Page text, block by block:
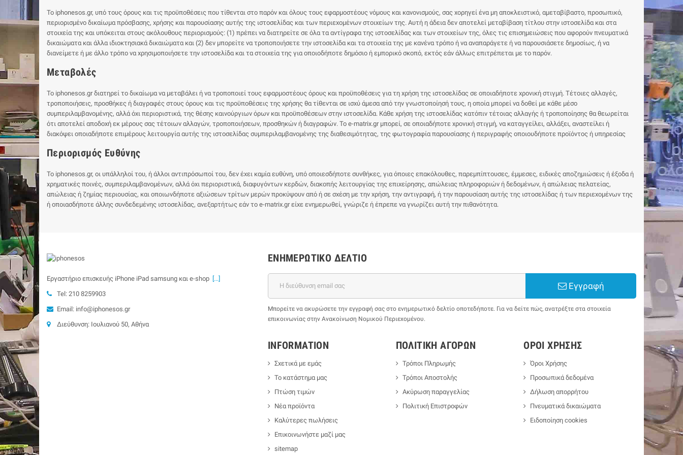
Το iphonesos.gr, υπό τους όρους και τις προϋποθέσεις που τίθενται στο παρόν και όλους τους εφαρμοστέους νόμους και κανονισμούς, σας χορηγεί ένα μη αποκλειστικό, αμεταβίβαστο, προσωπικό,
περιορισμένο δικαίωμα πρόσβασης, χρήσης και παρουσίασης αυτής της ιστοσελίδας και των περιεχομένων στοιχείων της. Αυτή η άδεια δεν αποτελεί μεταβίβαση τίτλου στην ιστοσελίδα και στα
στοιχεία της και υπόκειται στους ακόλουθους περιορισμούς: (1) πρέπει να διατηρείτε σε όλα τα αντίγραφα της ιστοσελίδας και των στοιχείων της, όλες τις επισημειώσεις που αφορούν πνευματικά
δικαιώματα και άλλα ιδιοκτησιακά δικαιώματα και (2) δεν μπορείτε να τροποποιήσετε την ιστοσελίδα και τα στοιχεία της με κανένα τρόπο ή να αναπαράγετε ή να παρουσιάσετε δημοσίως, ή να
διανείμετε ή με άλλο τρόπο να χρησιμοποιήσετε την ιστοσελίδα και τα στοιχεία της για οποιοδήποτε δημόσιο ή εμπορικό σκοπό, εκτός εάν άλλως επιτρέπεται με το παρόν.
Μεταβολές
Το iphonesos.gr διατηρεί το δικαίωμα να μεταβάλει ή να τροποποιεί τους εφαρμοστέους όρους και προϋποθέσεις για τη χρήση της ιστοσελίδας σε οποιαδήποτε χρονική στιγμή. Τέτοιες αλλαγές,
τροποποιήσεις, προσθήκες ή διαγραφές στους όρους και τις προϋποθέσεις της χρήσης θα τίθενται σε ισχύ άμεσα από την γνωστοποίησή τους, η οποία μπορεί να δοθεί με κάθε μέσο
συμπεριλαμβανομένης, αλλά όχι περιοριστικά, της θέσης καινούργιων όρων και προϋποθέσεων στην ιστοσελίδα. Κάθε χρήση της ιστοσελίδας κατόπιν τέτοιας αλλαγής ή τροποποίησης θα θεωρείται
ότι αποτελεί αποδοχή εκ μέρους σας τέτοιων αλλαγών, τροποποιήσεων, προσθηκών ή διαγραφών. Το e-matrix.gr μπορεί, σε οποιαδήποτε χρονική στιγμή, να καταγγείλει, αλλάξει, αναστείλει ή
διακόψει οποιαδήποτε επιμέρους λειτουργία αυτής της ιστοσελίδας συμπεριλαμβανομένης της διαθεσιμότητας, της φωτογραφία παρουσίασης ή περιγραφής οποιουδήποτε προϊόντος ή υπηρεσίας
Περιορισμός Ευθύνης
Το iphonesos.gr, οι υπάλληλοί του, ή άλλοι αντιπρόσωποί του, δεν έχει καμία ευθύνη, υπό οποιεσδήποτε συνθήκες, για όποιες επακόλουθες, παρεμπίπτουσες, έμμεσες, ειδικές αποζημιώσεις ή έξοδα ή
χρηματικές ποινές, συμπεριλαμβανομένων, αλλά όχι περιοριστικά, διαφυγόντων κερδών, διακοπής λειτουργίας της επιχείρησης, απώλειας πληροφοριών ή δεδομένων, ή απώλειας πελατείας,
απώλειας ή ζημίας περιουσίας, και οποιωνδήποτε αξιώσεων τρίτων μερών προκύψουν από ή σε σχέση με την χρήση, την αντιγραφή, ή την παρουσίαση αυτής της ιστοσελίδας ή των περιεχομένων της
ή οποιασδήποτε άλλης συνδεδεμένης ιστοσελίδας, ανεξαρτήτως εάν το e-matrix.gr είχε ενημερωθεί, γνώριζε ή έπρεπε να γνωρίζει αυτή την πιθανότητα.
Εργαστήριο επισκευής iPhone iPad samsung και e-shop [...]
Tel: 210 8259903
Email: info@iphonesos.gr
Διεύθυνση: Ιουλιανού 50, Αθήνα
ΕΝΗΜΕΡΩΤΙΚΌ ΔΕΛΤΊΟ
Εγγραφή
Μπορείτε να ακυρώσετε την εγγραφή σας στο ενημερωτικό δελτίο οποτεδήποτε. Για να δείτε πώς, ανατρέξτε στα στοιχεία
επικοινωνίας στην Ανακοίνωση Νομικού Περιεχομένου.
INFORMATION
Σχετικά με εμάς
Το κατάστημα μας
Πτώση τιμών
Νέα προϊόντα
Καλύτερες πωλήσεις
Επικοινωνήστε μαζί μας
sitemap
ΠΟΛΙΤΙΚΉ ΑΓΟΡΏΝ
Τρόποι Πληρωμής
Τρόποι Αποστολής
Ακύρωση παραγγελίας
Πολιτική Επιστροφών
ΌΡΟΙ ΧΡΉΣΗΣ
Όροι Χρήσης
Προσωπικά δεδομένα
Δήλωση απορρήτου
Πνευματικά δικαιώματα
Ειδοποίηση cookies